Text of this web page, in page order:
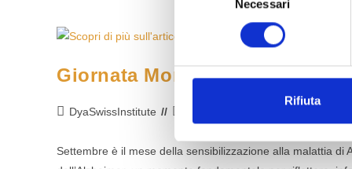
e
i
n
e
d
Necessari
Rifiuta
Giornata Mondiale
Autore
DyaSwissInstitute
Ultima
modifica
dell'articolo:
Settembre è il mese della sensibilizzazione alla malattia